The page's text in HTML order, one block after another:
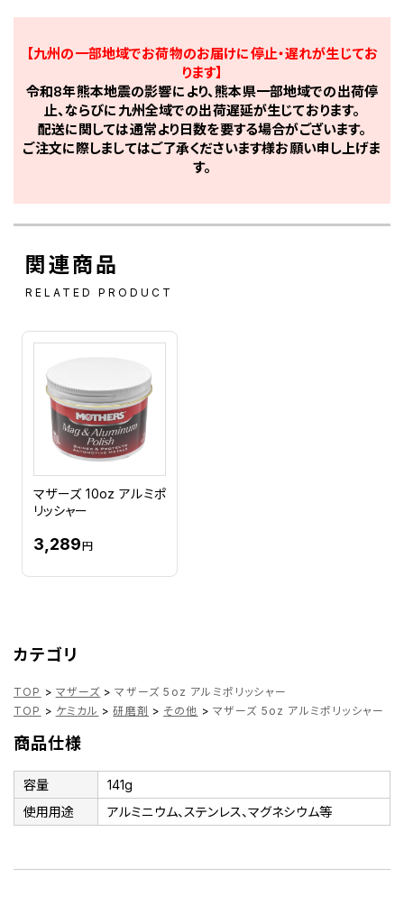
【九州の一部地域でお荷物のお届けに停止・遅れが生じてお
ります】
令和8年熊本地震の影響により、熊本県一部地域での出荷停
止、ならびに九州全域での出荷遅延が生じております。
配送に関しては通常より日数を要する場合がございます。
ご注文に際しましてはご了承くださいます様お願い申し上げま
す。
関連商品
RELATED PRODUCT
マザーズ 10oz アルミポ
リッシャー
3,289円
カテゴリ
TOP > マザーズ > マザーズ 5oz アルミポリッシャー
TOP > ケミカル > 研磨剤 > その他 > マザーズ 5oz アルミポリッシャー
商品仕様
容量
141g
使用用途
アルミニウム、ステンレス、マグネシウム等